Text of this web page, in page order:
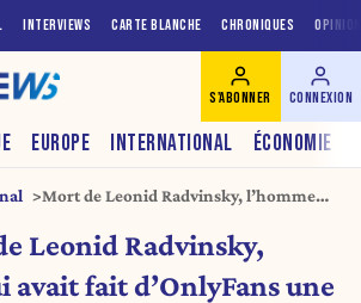
INTERVIEWS CARTE BLANCHE CHRONIQUES
EUROPE INTERNATIONAL ÉCONOMIE
S'ABONNER CONNEXION
Mort de Leonid Radvinsky, l’homme
cash mondiale
Leonid Radvinsky,
avait fait d’OnlyFans une